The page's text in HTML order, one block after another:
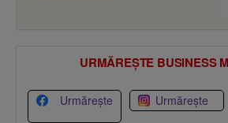
URMĂREȘTE BUSINESS
Urmărește Urmărește